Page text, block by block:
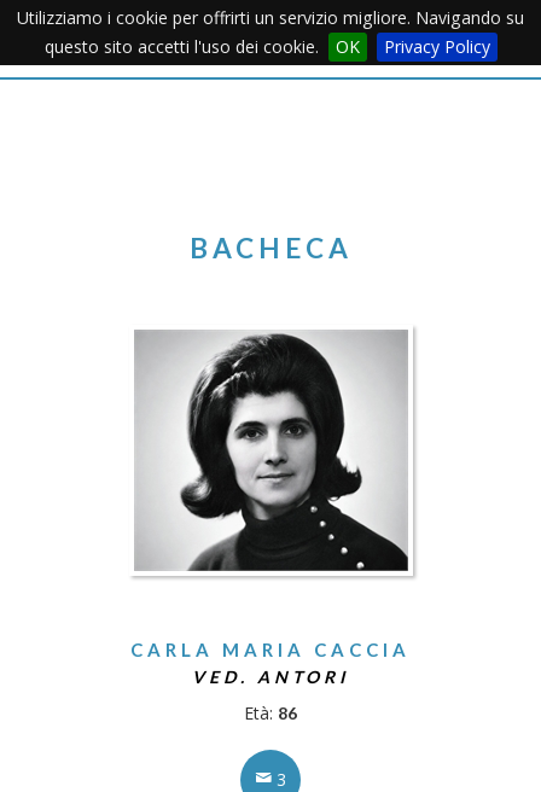
Utilizziamo i cookie per offrirti un servizio migliore. Navigando su
questo sito accetti l'uso dei cookie.
OK Privacy PolicyMenu
BACHECA
CARLA MARIA CACCIA
VED. ANTORI
Età: 86
3